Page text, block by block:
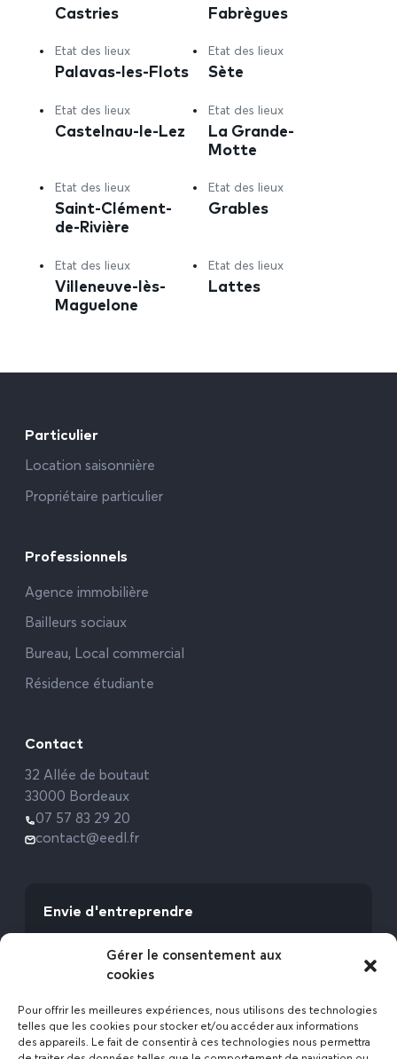
Gérer le consentement aux
cookies
Pour offrir les meilleures expériences, nous utilisons des technologies
telles que les cookies pour stocker et/ou accéder aux informations
des appareils. Le fait de consentir à ces technologies nous permettra
Castries Fabrègues
Etat des lieux
Palavas-les-Flots
Etat des lieux
Sète
Etat des lieux
Castelnau-le-Lez
Etat des lieux
La Grande-
Motte
Etat des lieux
Saint-Clément-
de-Rivière
Etat des lieux
Grables
Etat des lieux
Villeneuve-lès-
Maguelone
Etat des lieux
Lattes
Particulier
Location saisonnière
Propriétaire particulier
Professionnels
Agence immobilière
Bailleurs sociaux
Bureau, Local commercial
Résidence étudiante
Contact
32 Allée de boutaut
33000 Bordeaux
07 57 83 29 20
contact@eedl.fr
Envie d'entreprendre
avec l’Expert Etat des Lieux !
Rejoignez-nous